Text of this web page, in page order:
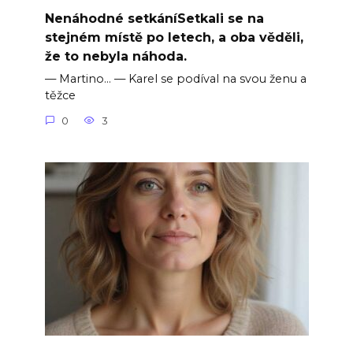
Nenáhodné setkáníSetkali se na
stejném místě po letech, a oba věděli,
že to nebyla náhoda.
— Martino… — Karel se podíval na svou ženu a
těžce
0 3